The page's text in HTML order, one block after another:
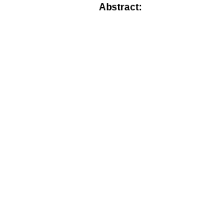
Abstract: